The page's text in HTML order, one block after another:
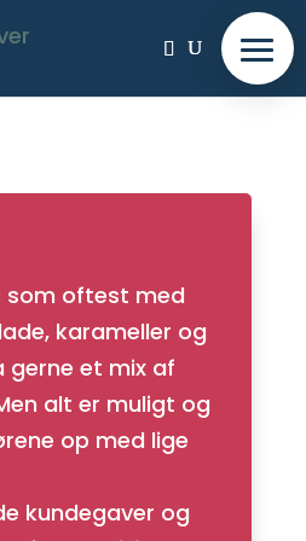
som oftest med
karameller og
gerne et mix af
alt er muligt og
op med lige
kundegaver og